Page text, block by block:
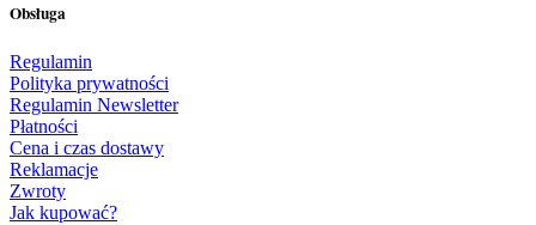
Obsługa
Regulamin
Polityka prywatności
Regulamin Newsletter
Płatności
Cena i czas dostawy
Reklamacje
Zwroty
Jak kupować?